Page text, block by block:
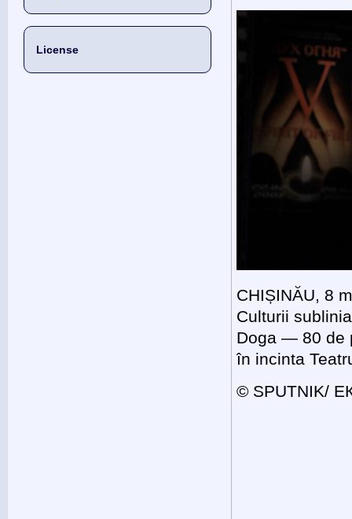
License
CHIȘINĂU, 8
Culturii
Doga — 80 de
în incinta
© SPUTNIK/